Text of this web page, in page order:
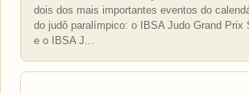
dois dos mais importantes eventos do
do judô paralímpico: o IBSA Judo Grand Prix
e o IBSA J...